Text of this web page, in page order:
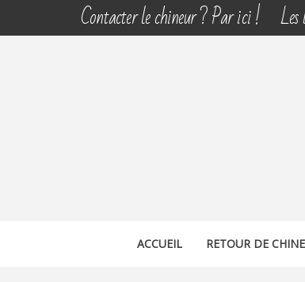
Contacter le chineur ? Par ici !
ACCUEIL RETOUR DE CHINE